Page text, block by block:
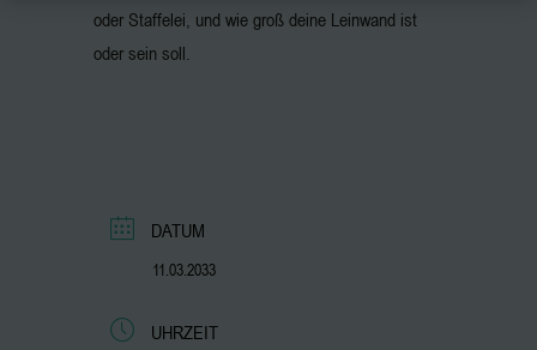
oder Staffelei, und wie groß deine Leinwand ist
oder sein soll.
DATUM
11.03.2033
UHRZEIT